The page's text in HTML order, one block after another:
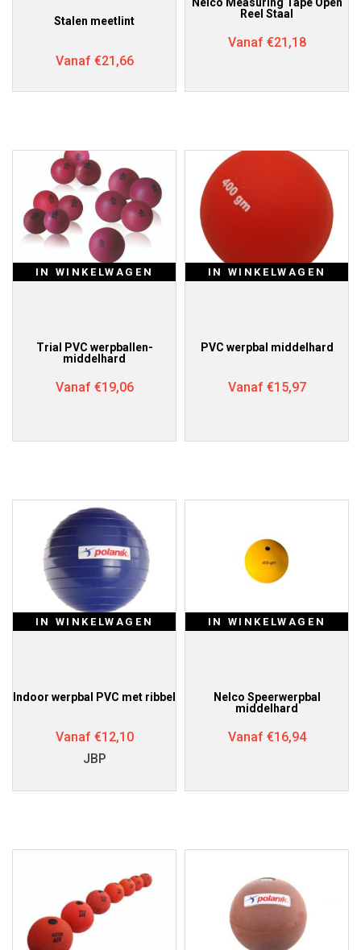
Stalen meetlint
Vanaf €21,66
Reel Staal
Vanaf €21,18
IN WINKELWAGEN
Trial PVC werpballen-
middelhard
Vanaf €19,06
IN WINKELWAGEN
PVC werpbal middelhard
Vanaf €15,97
IN WINKELWAGEN
Indoor werpbal PVC met ribbel
Vanaf €12,10
JBP
IN WINKELWAGEN
Nelco Speerwerpbal
middelhard
Vanaf €16,94